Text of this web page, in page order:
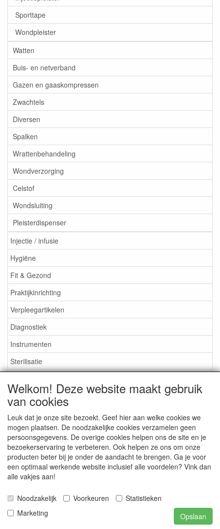
Sporttape
Wondpleister
Watten
Buis- en netverband
Gazen en gaaskompressen
Zwachtels
Diversen
Spalken
Wrattenbehandeling
Wondverzorging
Celstof
Wondsluiting
Pleisterdispenser
Injectie / infusie
Hygiëne
Fit & Gezond
Praktijkinrichting
Verpleegartikelen
Diagnostiek
Instrumenten
Sterilisatie
Aktieartikelen
Medisan Trading te Alblasserdam. Alle genoemde prijzen zijn
inclusief BTW enexclusief verzendkostentenzij anders
aangegeven.
Welkom! Deze website maakt gebruik
van cookies
Leuk dat je onze site bezoekt. Geef hier aan welke cookies we
mogen plaatsen. De noodzakelijke cookies verzamelen geen
persoonsgegevens. De overige cookies helpen ons de site en je
bezoekerservaring te verbeteren. Ook helpen ze ons om onze
producten beter bij je onder de aandacht te brengen. Ga je voor
een optimaal werkende website inclusief alle voordelen? Vink dan
alle vakjes aan!
Noodzakelijk Voorkeuren
Statistieken
Marketing
Opslaan